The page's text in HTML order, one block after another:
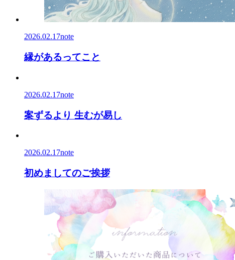
2026.02.17note
縁があるってこと
2026.02.17note
案ずるより 生むが易し
2026.02.17note
初めましてのご挨拶